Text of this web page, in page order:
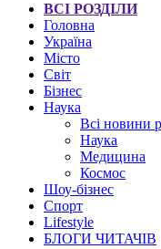
ВСІ РОЗДІЛИ
Головна
Україна
Місто
Світ
Бізнес
Наука
Всі новини
Наука
Медицина
Космос
Шоу-бізнес
Спорт
Lifestyle
БЛОГИ ЧИТАЧІВ